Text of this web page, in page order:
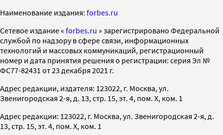
Наименование издания: forbes.ru
Cетевое издание « forbes.ru » зарегистрировано Федеральной
службой по надзору в сфере связи, информационных
технологий и массовых коммуникаций, регистрационный
номер и дата принятия решения о регистрации: серия Эл №
ФС77-82431 от 23 декабря 2021 г.
Адрес редакции, издателя: 123022, г. Москва, ул.
Звенигородская 2-я, д. 13, стр. 15, эт. 4, пом. X, ком. 1
Адрес редакции: 123022, г. Москва, ул. Звенигородская 2-я, д.
13, стр. 15, эт. 4, пом. X, ком. 1